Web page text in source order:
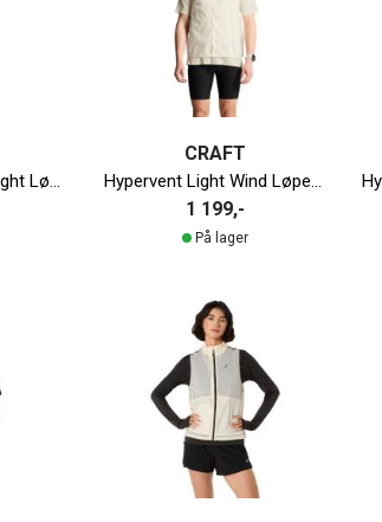
CRAFT
1 199,-
På lager